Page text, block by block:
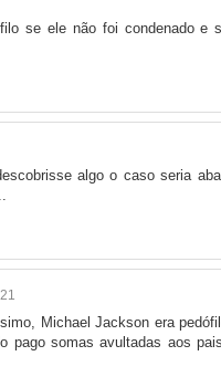
se ele não foi condenado e
algo o caso seria
Michael Jackson era
pago somas avultadas aos